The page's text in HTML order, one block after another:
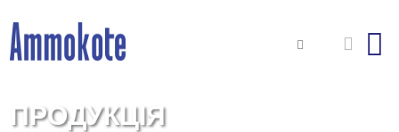
ПРОДУКЦІЯ